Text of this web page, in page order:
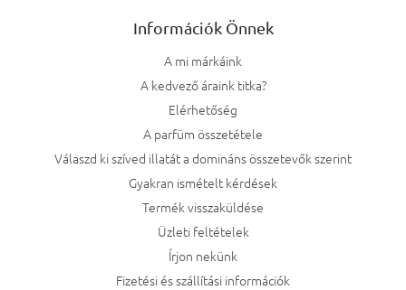
Információk Önnek
A mi márkáink
A kedvező áraink titka?
Elérhetőség
A parfüm összetétele
Válaszd ki szíved illatát a domináns összetevők szerint
Gyakran ismételt kérdések
Termék visszaküldése
Üzleti feltételek
Írjon nekünk
Fizetési és szállítási információk